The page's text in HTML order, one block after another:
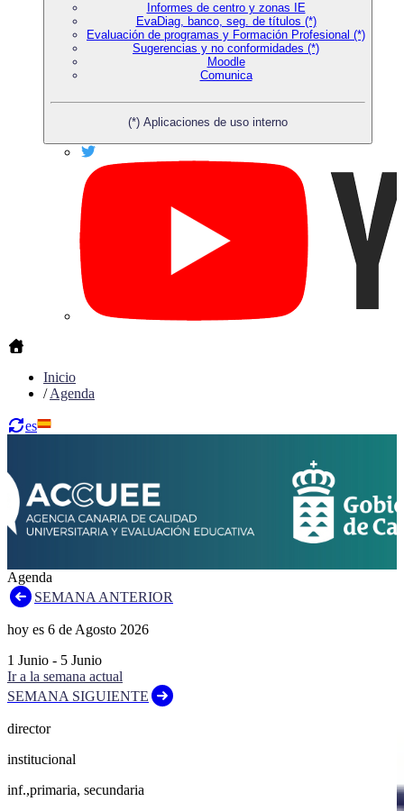
Informes de centro y zonas IE
EvaDiag, banco, seg. de títulos (*)
Evaluación de programas y Formación Profesional (*)
Sugerencias y no conformidades (*)
Moodle
Comunica
(*) Aplicaciones de uso interno
Inicio
/Agenda
es
Agenda
SEMANA ANTERIOR
hoy es 6 de Agosto 2026
1 Junio - 5 Junio
Ir a la semana actual
SEMANA SIGUIENTE
director
institucional
inf.,primaria, secundaria